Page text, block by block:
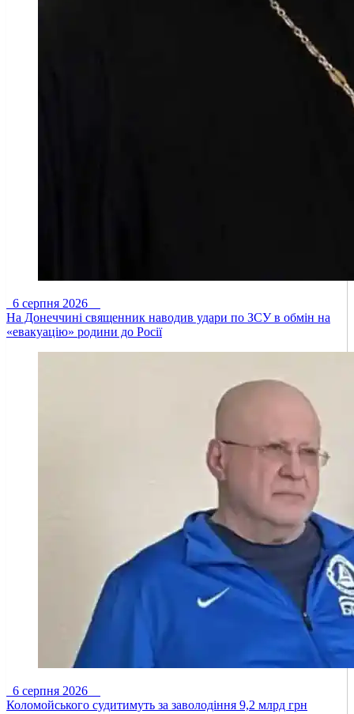
6 серпня 2026
На Донеччині священник наводив удари по ЗСУ в обмін на
«евакуацію» родини до Росії
6 серпня 2026
Коломойського судитимуть за заволодіння 9,2 млрд грн